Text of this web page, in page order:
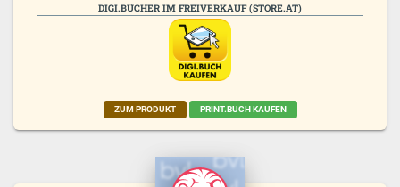
DIGI.BÜCHER IM FREIVERKAUF (STORE.AT)
ZUM PRODUKT PRINT.BUCH KAUFEN